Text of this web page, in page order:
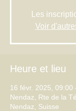
Les
Voir
Heure et lieu
16 févr. 2025, 09:00
Nendaz, Rte de la
Nendaz, Suisse